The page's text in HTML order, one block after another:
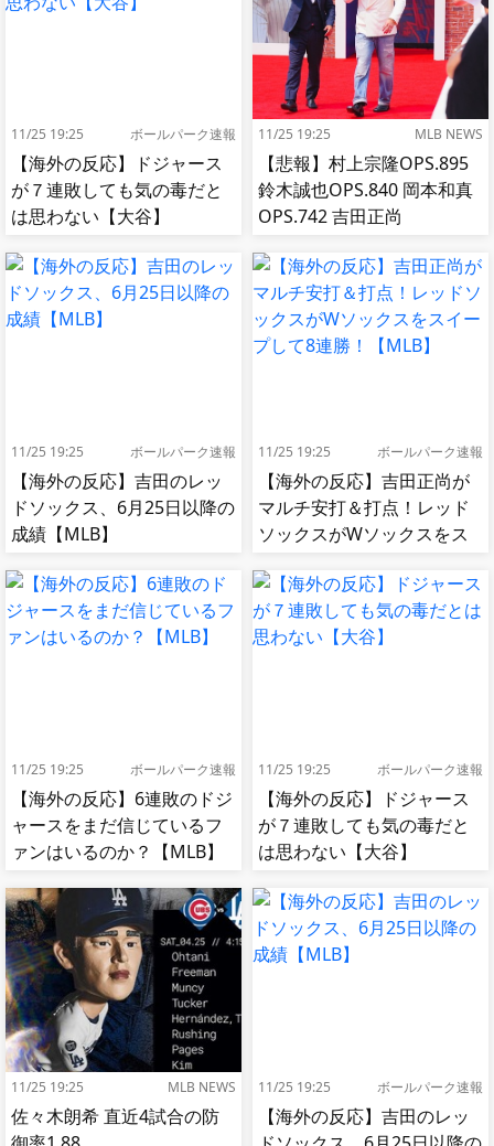
11/25 19:25 ボールパーク速報
【海外の反応】ドジャース
が７連敗しても気の毒だと
は思わない【大谷】
11/25 19:25 MLB NEWS
【悲報】村上宗隆OPS.895
鈴木誠也OPS.840 岡本和真
OPS.742 吉田正尚
11/25 19:25 ボールパーク速報
【海外の反応】吉田のレッ
ドソックス、6月25日以降の
成績【MLB】
11/25 19:25 ボールパーク速報
【海外の反応】吉田正尚が
マルチ安打＆打点！レッド
ソックスがWソックスをス
11/25 19:25 ボールパーク速報
【海外の反応】6連敗のドジ
ャースをまだ信じているフ
ァンはいるのか？【MLB】
11/25 19:25 ボールパーク速報
【海外の反応】ドジャース
が７連敗しても気の毒だと
は思わない【大谷】
11/25 19:25 MLB NEWS
佐々木朗希 直近4試合の防
11/25 19:25 ボールパーク速報
【海外の反応】吉田のレッ